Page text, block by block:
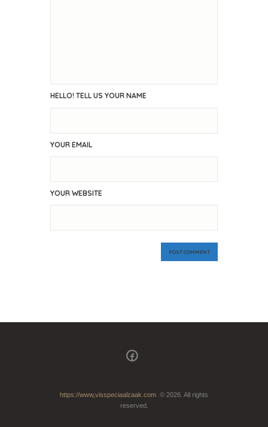
HELLO! TELL US YOUR NAME
YOUR EMAIL
YOUR WEBSITE
https://www,visspeciaalzaak.com © 2026. All rights
reserved.